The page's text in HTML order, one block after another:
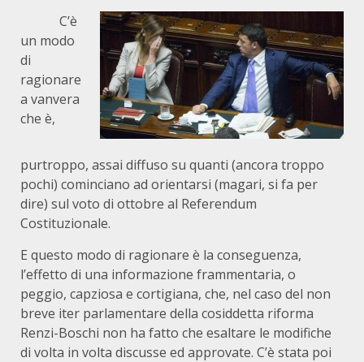
C’è
un modo
di
ragionare
a vanvera
che è,
purtroppo, assai diffuso su quanti (ancora troppo
pochi) cominciano ad orientarsi (magari, si fa per
dire) sul voto di ottobre al Referendum
Costituzionale.
E questo modo di ragionare è la conseguenza,
l’effetto di una informazione frammentaria, o
peggio, capziosa e cortigiana, che, nel caso del non
breve iter parlamentare della cosiddetta riforma
Renzi-Boschi non ha fatto che esaltare le modifiche
di volta in volta discusse ed approvate. C’è stata poi